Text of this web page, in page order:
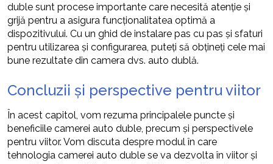
duble sunt procese importante care necesită atenție și
grijă pentru a asigura funcționalitatea optimă a
dispozitivului. Cu un ghid de instalare pas cu pas și sfaturi
pentru utilizarea și configurarea, puteți să obțineți cele mai
bune rezultate din camera dvs. auto dublă.
Concluzii și perspective pentru viitor
În acest capitol, vom rezuma principalele puncte și
beneficiile camerei auto duble, precum și perspectivele
pentru viitor. Vom discuta despre modul în care
tehnologia camerei auto duble se va dezvolta în viitor și